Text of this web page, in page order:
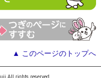
▲ このページのトップへ